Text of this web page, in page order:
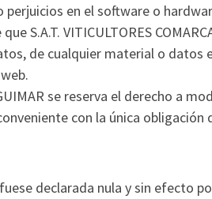
en el software o
S.A.T. VITICULTORES
de cualquier material o datos
GUIMAR se reserva el derecho
con la única
declarada nula y sin